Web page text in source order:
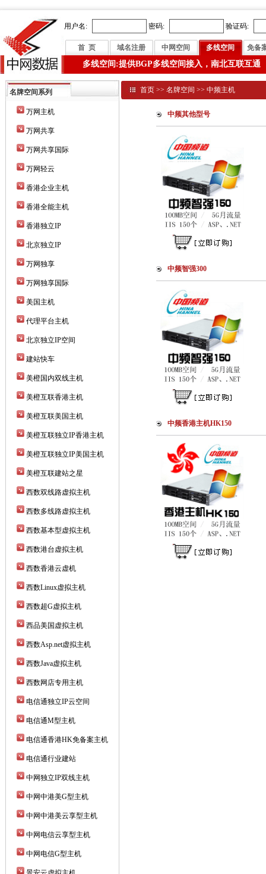
用户名: 密码: 验证码:
首 页 域名注册 中网空间 多线空间 免备
多线空间:提供BGP多线空间接入，南北互联互通
名牌空间系列
万网主机
万网共享
万网共享国际
万网轻云
香港企业主机
香港全能主机
香港独立IP
北京独立IP
万网独享
万网独享国际
美国主机
代理平台主机
北京独立IP空间
建站快车
美橙国内双线主机
美橙互联香港主机
美橙互联美国主机
美橙互联独立IP香港主机
美橙互联独立IP美国主机
美橙互联建站之星
西数双线路虚拟主机
西数多线路虚拟主机
西数基本型虚拟主机
西数港台虚拟主机
西数香港云虚机
西数Linux虚拟主机
西数超G虚拟主机
西品美国虚拟主机
西数Asp.net虚拟主机
西数Java虚拟主机
西数网店专用主机
电信通独立IP云空间
电信通M型主机
电信通香港HK免备案主机
电信通行业建站
中网独立IP双线主机
中网中港美G型主机
中网中港美云享型主机
中网电信云享型主机
中网电信G型主机
首页 >>名牌空间 >>中频主机
中频其他型号
中频智强300
中频香港主机HK150